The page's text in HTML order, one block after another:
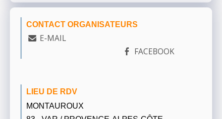
CONTACT ORGANISATEURS
E-MAIL
FACEBOOK
LIEU DE RDV
MONTAUROUX